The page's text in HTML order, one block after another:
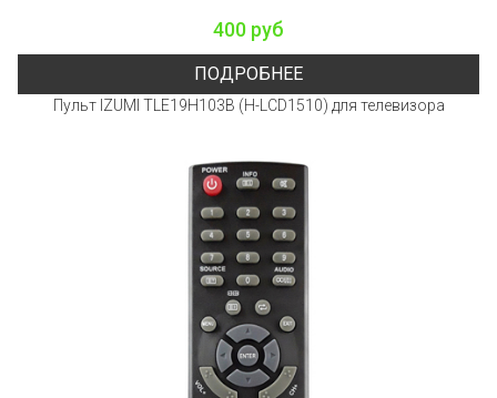
400 руб
ПОДРОБНЕЕ
Пульт IZUMI TLE19H103B (H-LCD1510) для телевизора